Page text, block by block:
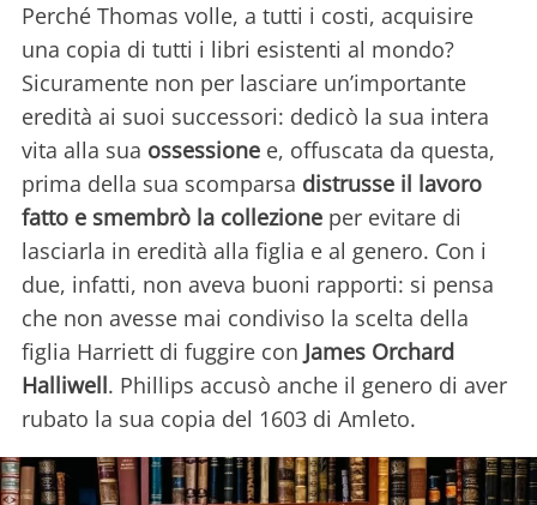
Perché Thomas volle, a tutti i costi, acquisire
una copia di tutti i libri esistenti al mondo?
Sicuramente non per lasciare un’importante
eredità ai suoi successori: dedicò la sua intera
vita alla sua ossessione e, offuscata da questa,
prima della sua scomparsa distrusse il lavoro
fatto e smembrò la collezione per evitare di
lasciarla in eredità alla figlia e al genero. Con i
due, infatti, non aveva buoni rapporti: si pensa
che non avesse mai condiviso la scelta della
figlia Harriett di fuggire con James Orchard
Halliwell. Phillips accusò anche il genero di aver
rubato la sua copia del 1603 di Amleto.